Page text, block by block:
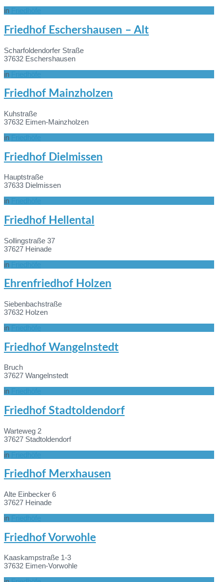
in
Mehr
Informationen
Friedhof Eschershausen – Alt
Scharfoldendorfer Straße
37632 Eschershausen
in
Mehr
Informationen
Friedhof Mainzholzen
Kuhstraße
37632 Eimen-Mainzholzen
in
Mehr
Informationen
Friedhof Dielmissen
Hauptstraße
37633 Dielmissen
in
Mehr
Informationen
Friedhof Hellental
Sollingstraße 37
37627 Heinade
in
Mehr
Informationen
Ehrenfriedhof Holzen
Siebenbachstraße
37632 Holzen
in
Mehr
Informationen
Friedhof Wangelnstedt
Bruch
37627 Wangelnstedt
in
Mehr
Informationen
Friedhof Stadtoldendorf
Warteweg 2
37627 Stadtoldendorf
in
Mehr
Informationen
Friedhof Merxhausen
Alte Einbecker 6
37627 Heinade
in
Mehr
Informationen
Friedhof Vorwohle
Kaaskampstraße 1-3
37632 Eimen-Vorwohle